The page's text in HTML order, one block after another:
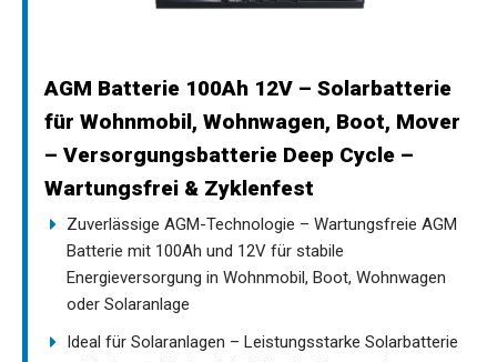
AGM Batterie 100Ah 12V – Solarbatterie
für Wohnmobil, Wohnwagen, Boot, Mover
– Versorgungsbatterie Deep Cycle –
Wartungsfrei & Zyklenfest
Zuverlässige AGM-Technologie – Wartungsfreie AGM
Batterie mit 100Ah und 12V für stabile
Energieversorgung in Wohnmobil, Boot, Wohnwagen
oder Solaranlage
Ideal für Solaranlagen – Leistungsstarke Solarbatterie